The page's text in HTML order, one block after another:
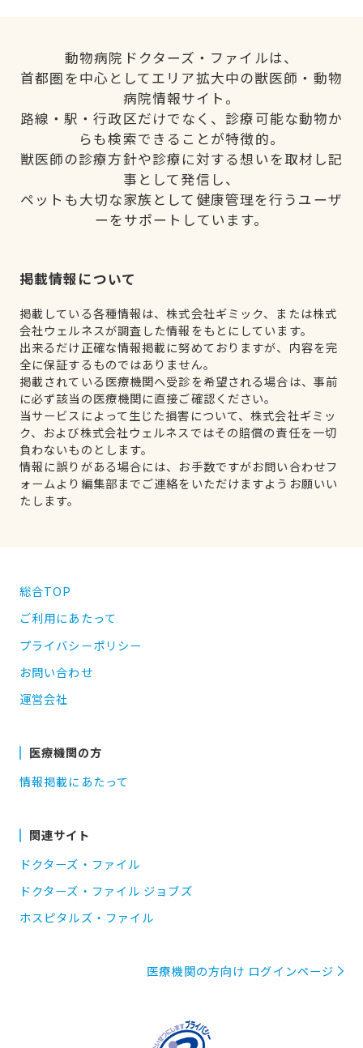
動物病院ドクターズ・ファイルは、
首都圏を中心としてエリア拡大中の獣医師・動物
病院情報サイト。
路線・駅・行政区だけでなく、診療可能な動物か
らも検索できることが特徴的。
獣医師の診療方針や診療に対する想いを取材し記
事として発信し、
ペットも大切な家族として健康管理を行うユーザ
ーをサポートしています。
掲載情報について
掲載している各種情報は、株式会社ギミック、または株式
会社ウェルネスが調査した情報をもとにしています。
出来るだけ正確な情報掲載に努めておりますが、内容を完
全に保証するものではありません。
掲載されている医療機関へ受診を希望される場合は、事前
に必ず該当の医療機関に直接ご確認ください。
当サービスによって生じた損害について、株式会社ギミッ
ク、および株式会社ウェルネスではその賠償の責任を一切
負わないものとします。
情報に誤りがある場合には、お手数ですがお問い合わせフ
ォームより編集部までご連絡をいただけますようお願いい
たします。
総合TOP
ご利用にあたって
プライバシーポリシー
お問い合わせ
運営会社
医療機関の方
情報掲載にあたって
関連サイト
ドクターズ・ファイル
ドクターズ・ファイル ジョブズ
ホスピタルズ・ファイル
医療機関の方向け ログインページ